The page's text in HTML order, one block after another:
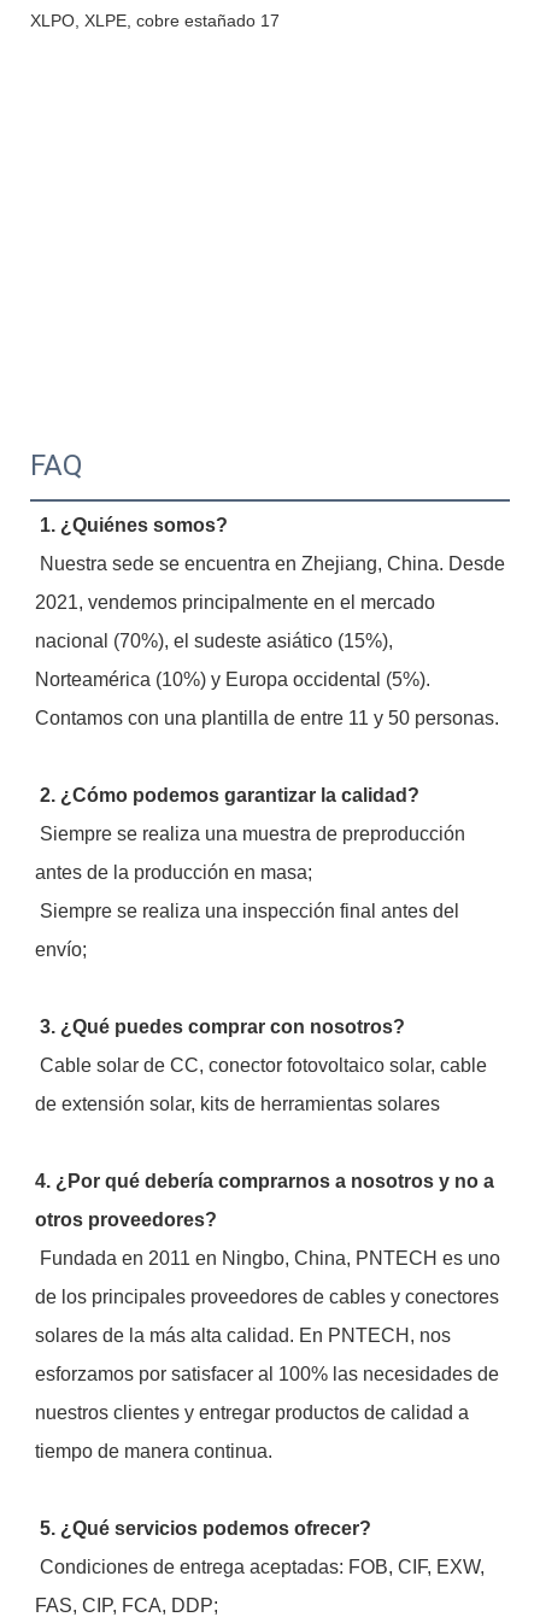
FAQ
1. ¿Quiénes somos?
2021, vendemos principalmente en el mercado
nacional (70%), el sudeste asiático (15%),
Norteamérica (10%) y Europa occidental (5%).
Contamos con una plantilla de entre 11 y 50 personas.
2. ¿Cómo podemos garantizar la calidad?
antes de la producción en masa;
envío;
3. ¿Qué puedes comprar con nosotros?
de extensión solar, kits de herramientas solares
4. ¿Por qué debería comprarnos a nosotros y no a
otros proveedores?
de los principales proveedores de cables y conectores
solares de la más alta calidad. En PNTECH, nos
esforzamos por satisfacer al 100% las necesidades de
nuestros clientes y entregar productos de calidad a
tiempo de manera continua.
5. ¿Qué servicios podemos ofrecer?
FAS, CIP, FCA, DDP;